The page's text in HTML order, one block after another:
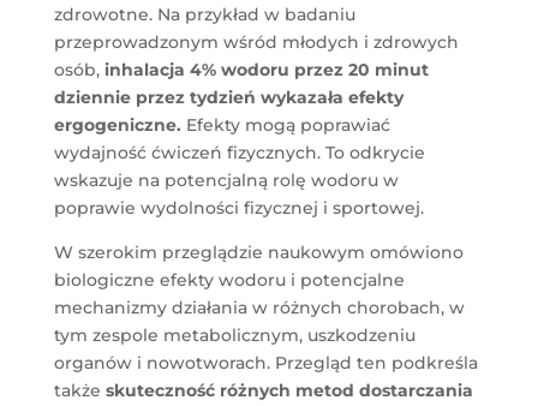
zdrowotne. Na przykład w badaniu
przeprowadzonym wśród młodych i zdrowych
osób,inhalacja 4% wodoru przez 20 minut
dziennie przez tydzień wykazała efekty
ergogeniczne. Efekty mogą poprawiać
wydajność ćwiczeń fizycznych. To odkrycie
wskazuje na potencjalną rolę wodoru w
poprawie wydolności fizycznej i sportowej.
W szerokim przeglądzie naukowym omówiono
biologiczne efekty wodoru i potencjalne
mechanizmy działania w różnych chorobach, w
tym zespole metabolicznym, uszkodzeniu
organów i nowotworach. Przegląd ten podkreśla
także skuteczność różnych metod dostarczania